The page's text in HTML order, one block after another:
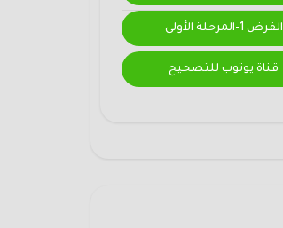
الفرض 1-المرحلة الأولى
قناة يوتوب للتصحيح